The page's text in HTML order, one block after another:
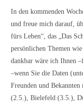
In den kommenden
und freue mich darauf,
fürs Leben“, das „Das
persönlichen Themen
dankbar wäre ich Ihnen
–wenn Sie die Daten
Freunden und
(2.5.), Bielefeld (3.5.),